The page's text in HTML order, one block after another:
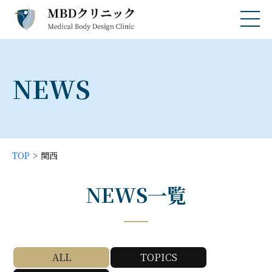
NEWS
TOP 関西
NEWS一覧
ALL TOPICS